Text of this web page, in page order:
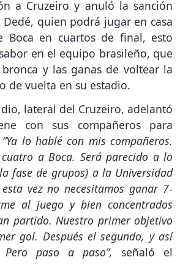
a Cruzeiro y anuló la sanción
quien podrá jugar en casa
Boca en cuartos de final, esto
en el equipo brasileño, que
y las ganas de voltear la
de vuelta en su estadio.
lateral del Cruzeiro, adelantó
con sus compañeros para
“Ya lo hablé con mis compañeros.
a Boca. Será parecido a lo
fase de grupos) a la Universidad
vez no necesitamos ganar 7-
al juego y bien concentrados
partido. Nuestro primer objetivo
gol. Después el segundo, y así
Pero paso a paso”, señaló el